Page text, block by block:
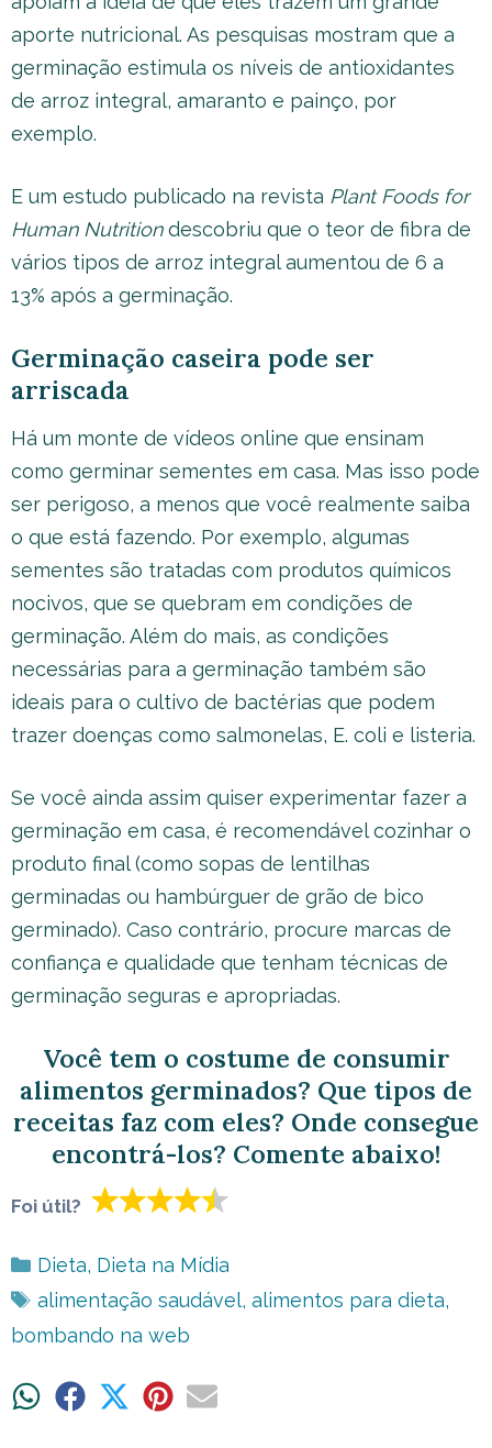
aporte nutricional. As pesquisas mostram que a
germinação estimula os níveis de antioxidantes
de arroz integral, amaranto e painço, por
exemplo.
E um estudo publicado na revista Plant Foods for
Human Nutritiondescobriu que o teor de fibra de
vários tipos de arroz integral aumentou de 6 a
13% após a germinação.
Germinação caseira pode ser
arriscada
Há um monte de vídeos online que ensinam
como germinar sementes em casa. Mas isso pode
ser perigoso, a menos que você realmente saiba
o que está fazendo. Por exemplo, algumas
sementes são tratadas com produtos químicos
nocivos, que se quebram em condições de
germinação. Além do mais, as condições
necessárias para a germinação também são
ideais para o cultivo de bactérias que podem
trazer doenças como salmonelas, E. coli e listeria.
Se você ainda assim quiser experimentar fazer a
germinação em casa, é recomendável cozinhar o
produto final (como sopas de lentilhas
germinadas ou hambúrguer de grão de bico
germinado). Caso contrário, procure marcas de
confiança e qualidade que tenham técnicas de
germinação seguras e apropriadas.
Você tem o costume de consumir
alimentos germinados? Que tipos de
receitas faz com eles? Onde consegue
encontrá-los? Comente abaixo!
Foi útil?
Categorias
Dieta, Dieta na Mídia
Tags
alimentação saudável, alimentos para dieta,
bombando na web
ShareShare ShareShareShare